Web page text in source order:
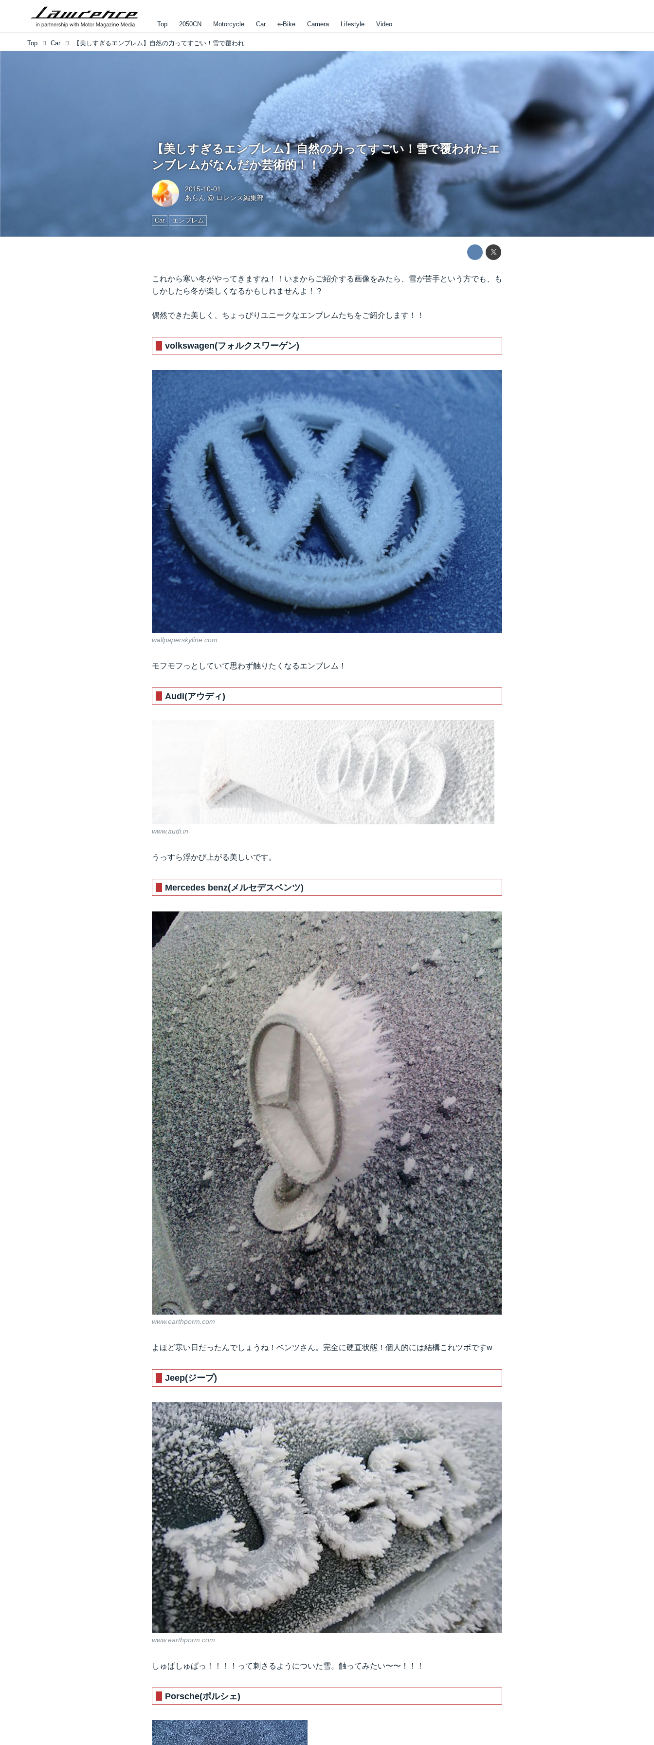
Top 2050CN Motorcycle Car e-Bike Camera Lifestyle Video
Top Car 【美しすぎるエンブレム】自然の力ってすごい！雪で覆われたエンブレムがなんだか芸術的！！
【美しすぎるエンブレム】自然の力ってすごい！雪で覆われたエ
ンブレムがなんだか芸術的！！
2015-10-01
あらん @ ロレンス編集部
Car エンブレム
これから寒い冬がやってきますね！！いまからご紹介する画像をみたら、雪が苦手という方でも、も
しかしたら冬が楽しくなるかもしれませんよ！？
偶然できた美しく、ちょっぴりユニークなエンブレムたちをご紹介します！！
volkswagen(フォルクスワーゲン)
wallpaperskyline.com
モフモフっとしていて思わず触りたくなるエンブレム！
Audi(アウディ)
www.audi.in
うっすら浮かび上がる美しいです。
Mercedes benz(メルセデスベンツ)
www.earthporm.com
よほど寒い日だったんでしょうね！ベンツさん。完全に硬直状態！個人的には結構これツボですw
Jeep(ジープ)
www.earthporm.com
しゅぱしゅぱっ！！！！って刺さるようについた雪。触ってみたい〜〜！！！
Porsche(ポルシェ)